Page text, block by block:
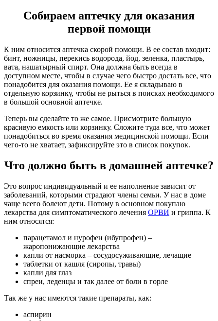
Собираем аптечку для оказания
первой помощи
К ним относится аптечка скорой помощи. В ее состав входит:
бинт, ножницы, перекись водорода, йод, зеленка, пластырь,
вата, нашатырный спирт. Она должна быть всегда в
доступном месте, чтобы в случае чего быстро достать все, что
понадобится для оказания помощи. Ее я складываю в
отдельную корзинку, чтобы не рыться в поисках необходимого
в большой основной аптечке.
Теперь вы сделайте то же самое. Присмотрите большую
красивую емкость или корзинку. Сложите туда все, что может
понадобиться во время оказания медицинской помощи. Если
чего-то не хватает, зафиксируйте это в список покупок.
Что должно быть в домашней аптечке?
Это вопрос индивидуальный и ее наполнение зависит от
заболеваний, которыми страдают члены семьи. У нас в доме
чаще всего болеют дети. Потому в основном покупаю
лекарства для симптоматического лечения ОРВИ и гриппа. К
ним относятся:
парацетамол и нурофен (ибупрофен) –
жаропонижающие лекарства
капли от насморка – сосудосуживающие, лечащие
таблетки от кашля (сиропы, травы)
капли для глаз
спреи, леденцы и так далее от боли в горле
Так же у нас имеются такие препараты, как:
аспирин